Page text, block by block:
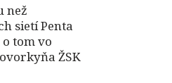
než
sietí Penta
o tom vo
ŽSK